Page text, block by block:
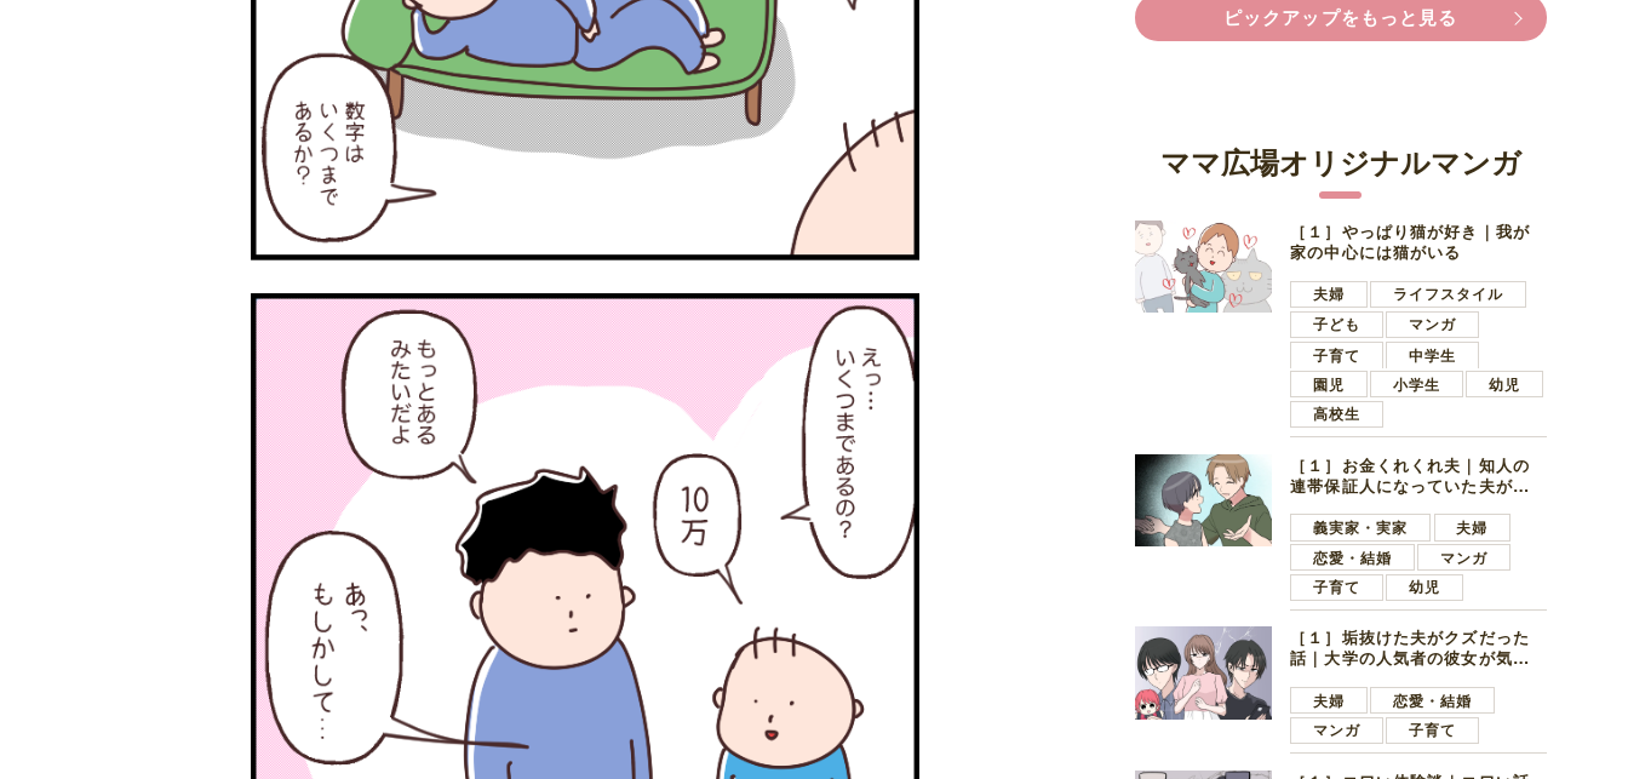
ピックアップをもっと見る
ママ広場オリジナルマンガ
［１］やっぱり猫が好き｜我が
家の中心には猫がいる
夫婦
ライフスタイル
子ども
マンガ
子育て
中学生
園児
小学生
幼児
高校生
［１］お金くれくれ夫｜知人の
連帯保証人になっていた夫が家
言ってきた
義実家・実家
夫婦
恋愛・結婚
マンガ
子育て
幼児
［１］垢抜けた夫がクズだった
話｜大学の人気者の彼女が気に
子学生
夫婦
恋愛・結婚
マンガ
子育て